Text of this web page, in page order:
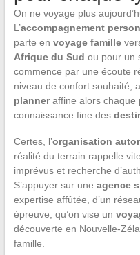
On ne voyage plus
L’accompagnement
parte en voyage famille
Afrique du Sud ou pour un
commence par une écoute
niveau de confort souhaité,
planneraffine alors chaque
connaissance fine des
Certes, l’organisation
réalité du terrain rappelle
imprévus et recherche
S’appuyer sur une agence
expertise affûtée, d’un
épreuve, qu’on vise un
découverte en Nouvelle-
famille.